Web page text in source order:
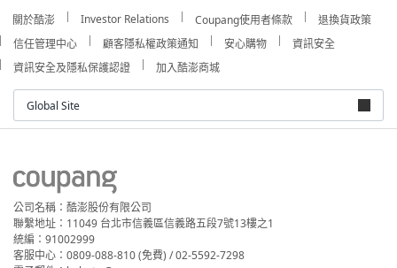
關於酷澎 Investor Relations Coupang使用者條款
退換貨政策
信任管理中心
顧客隱私權政策通知 安心購物
資訊安全
資訊安全及隱私保護認證
加入酷澎商城
Global Site
公司名稱：酷澎股份有限公司
聯繫地址：11049 台北市信義區信義路五段7號13樓之1
統編：91002999
客服中心：0809-088-810 (免費) / 02-5592-7298